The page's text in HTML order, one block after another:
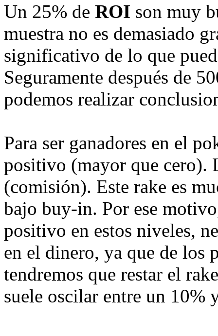
Un 25% de ROI son muy
muestra no es demasiado
significativo de lo que
Seguramente después de
podemos realizar
Para ser ganadores en el
positivo (mayor que cero).
(comisión). Este rake es
bajo buy-in. Por ese
positivo en estos niveles,
en el dinero, ya que de los
tendremos que restar el
suele oscilar entre un 10%